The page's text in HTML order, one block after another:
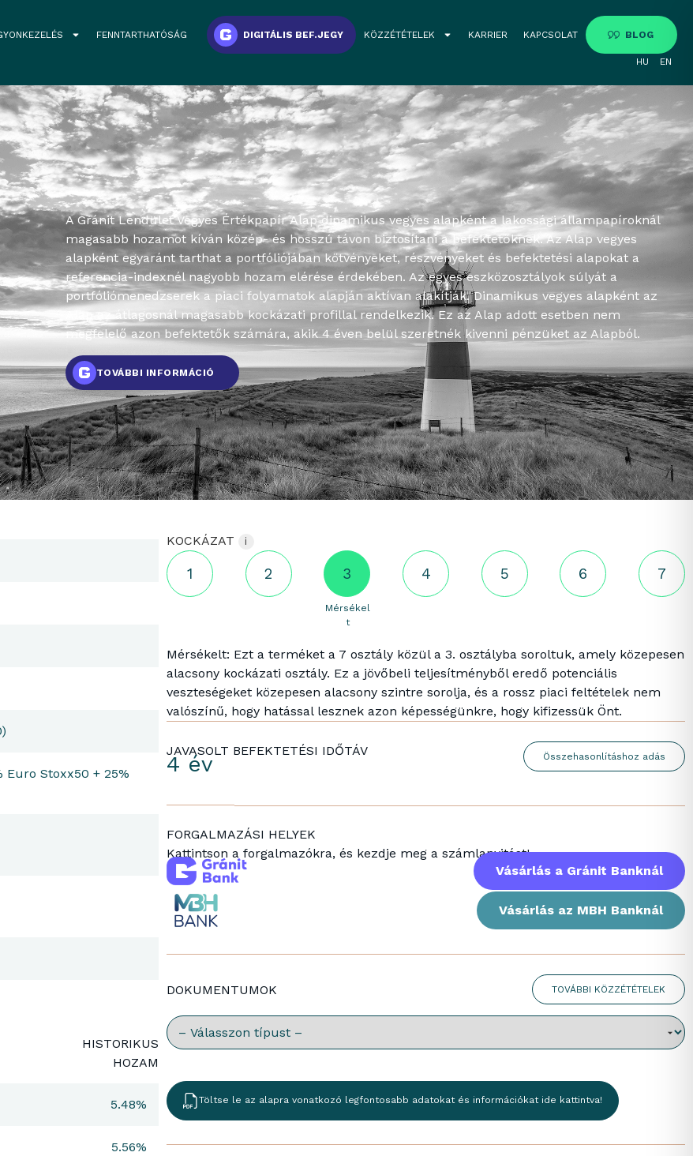
FENNTARTHATÓSÁG DIGITÁLIS BEF.JEGY KÖZZÉTÉTELEK KARRIER KAPCSOLAT BLOG
HU EN
A Gránit Lendület Vegyes Értékpapír Alap dinamikus vegyes alapként a lakossági állampapíroknál
magasabb hozamot kíván közép- és hosszú távon biztosítani a befektetőknek. Az Alap vegyes
alapként egyaránt tarthat a portfóliójában kötvényeket, részvényeket és befektetési alapokat a
referencia-indexnél nagyobb hozam elérése érdekében. Az egyes eszközosztályok súlyát a
portfóliómenedzserek a piaci folyamatok alapján aktívan alakítják. Dinamikus vegyes alapként az
Alap az átlagosnál magasabb kockázati profillal rendelkezik. Ez az Alap adott esetben nem
megfelelő azon befektetők számára, akik 4 éven belül szeretnék kivenni pénzüket az Alapból.
TOVÁBBI INFORMÁCIÓ
Euro Stoxx50 + 25%
HISTORIKUS
HOZAM
5.48%
5.56%
KOCKÁZAT i
1 2 3
Mérsékel
t
4 5 6 7
Mérsékelt: Ezt a terméket a 7 osztály közül a 3. osztályba soroltuk, amely közepesen
alacsony kockázati osztály. Ez a jövőbeli teljesítményből eredő potenciális
veszteségeket közepesen alacsony szintre sorolja, és a rossz piaci feltételek nem
valószínű, hogy hatással lesznek azon képességünkre, hogy kifizessük Önt.
JAVASOLT BEFEKTETÉSI IDŐTÁV
4 év Összehasonlításhoz adás
FORGALMAZÁSI HELYEK
Kattintson a forgalmazókra, és kezdje meg a számlanyitást!
Vásárlás a Gránit Banknál
Vásárlás az MBH Banknál
DOKUMENTUMOK TOVÁBBI KÖZZÉTÉTELEK
Töltse le az alapra vonatkozó legfontosabb adatokat és információkat ide kattintva!